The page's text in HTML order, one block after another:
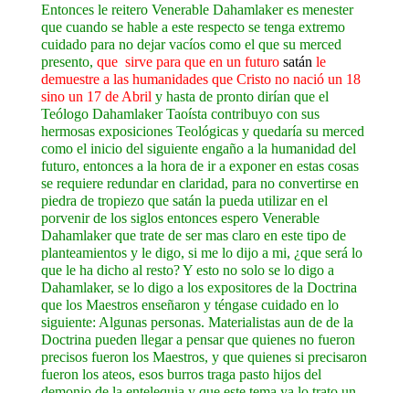
Entonces le reitero Venerable Dahamlaker es menester
que cuando se hable a este respecto se tenga extremo
cuidado para no dejar vacíos como el que su merced
presento, que sirve para que en un futuro satán le
demuestre a las humanidades que Cristo no nació un 18
sino un 17 de Abril y hasta de pronto dirían que el
Teólogo Dahamlaker Taoísta contribuyo con sus
hermosas exposiciones Teológicas y quedaría su merced
como el inicio del siguiente engaño a la humanidad del
futuro, entonces a la hora de ir a exponer en estas cosas
se requiere redundar en claridad, para no convertirse en
piedra de tropiezo que satán la pueda utilizar en el
porvenir de los siglos entonces espero Venerable
Dahamlaker que trate de ser mas claro en este tipo de
planteamientos y le digo, si me lo dijo a mi, ¿que será lo
que le ha dicho al resto? Y esto no solo se lo digo a
Dahamlaker, se lo digo a los expositores de la Doctrina
que los Maestros enseñaron y téngase cuidado en lo
siguiente: Algunas personas. Materialistas aun de de la
Doctrina pueden llegar a pensar que quienes no fueron
precisos fueron los Maestros, y que quienes si precisaron
fueron los ateos, esos burros traga pasto hijos del